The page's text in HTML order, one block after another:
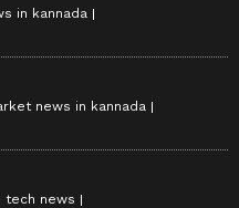
in kannada
news in kannada
tech news